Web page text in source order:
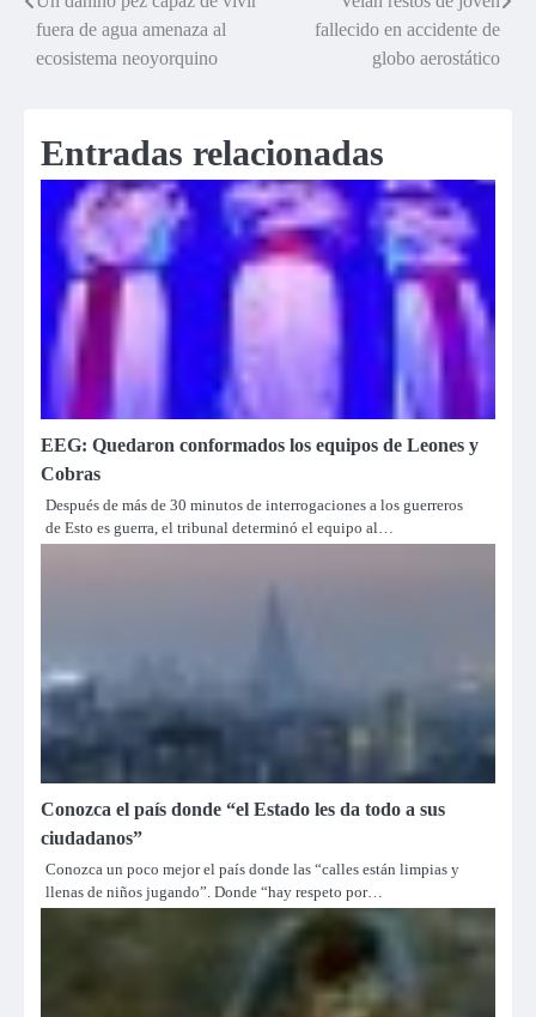
Navegación
de
fuera de agua amenaza al
ecosistema neoyorquino
fallecido en accidente de
globo aerostático
Entradas relacionadas
EEG: Quedaron conformados los equipos de Leones y
Cobras
Después de más de 30 minutos de interrogaciones a los guerreros
de Esto es guerra, el tribunal determinó el equipo al…
Conozca el país donde “el Estado les da todo a sus
ciudadanos”
Conozca un poco mejor el país donde las “calles están limpias y
llenas de niños jugando”. Donde “hay respeto por…